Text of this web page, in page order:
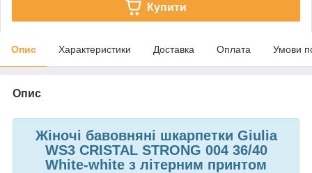
Купити
Опис Характеристики Доставка Оплата Умови
Опис
Жіночі бавовняні шкарпетки Giulia
WS3 CRISTAL STRONG 004 36/40
White-white з літерним принтом